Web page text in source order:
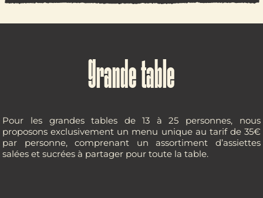
Grande table
Pour les grandes tables de 13 à 25 personnes, nous
proposons exclusivement un menu unique au tarif de 35€
par personne, comprenant un assortiment d’assiettes
salées et sucrées à partager pour toute la table.